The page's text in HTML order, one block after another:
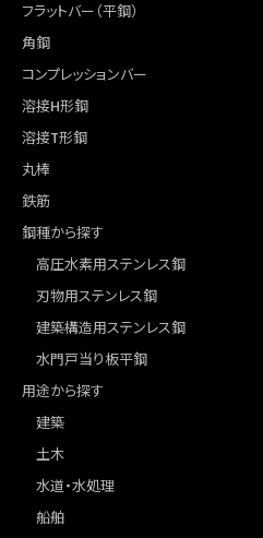
フラットバー（平鋼）
角鋼
コンプレッションバー
溶接H形鋼
溶接T形鋼
丸棒
鉄筋
鋼種から探す
高圧水素用ステンレス鋼
刃物用ステンレス鋼
建築構造用ステンレス鋼
水門戸当り板平鋼
用途から探す
建築
土木
水道・水処理
船舶